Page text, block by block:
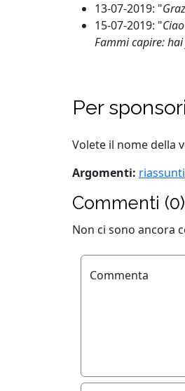
13-07-2019: "
15-07-2019: "
Fammi capire:
Per
Volete il nome della
Argomenti: riassunti
Commenti (0)
Non ci sono ancora
Commenta